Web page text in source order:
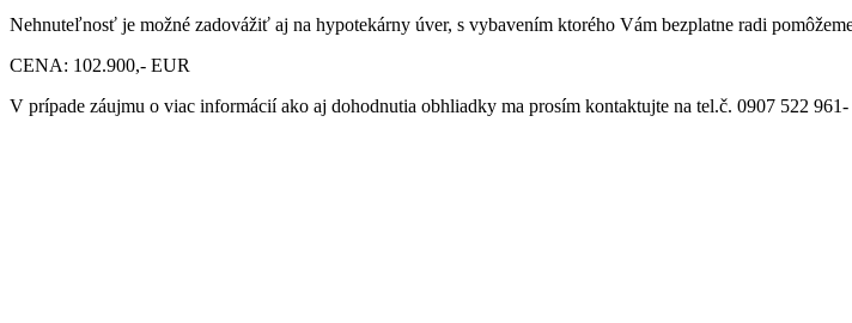
Nehnuteľnosť je možné zadovážiť aj na hypotekárny úver, s vybavením ktorého Vám bezplatne radi
CENA: 102.900,- EUR
V prípade záujmu o viac informácií ako aj dohodnutia obhliadky ma prosím kontaktujte na tel.č. 0907 522